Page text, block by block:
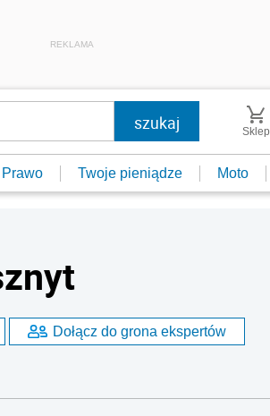
REKLAMA
Sklep
Prawo Twoje pieniądze Moto
Dołącz do grona ekspertów